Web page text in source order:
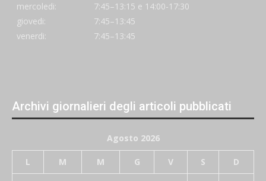
mercoledi:
7:45–13:15 e 14:00-17:30
giovedi:
7:45–13:45
venerdi:
7:45–13:45
Archivi giornalieri degli articoli pubblicati
Agosto 2026
L M M G V S D